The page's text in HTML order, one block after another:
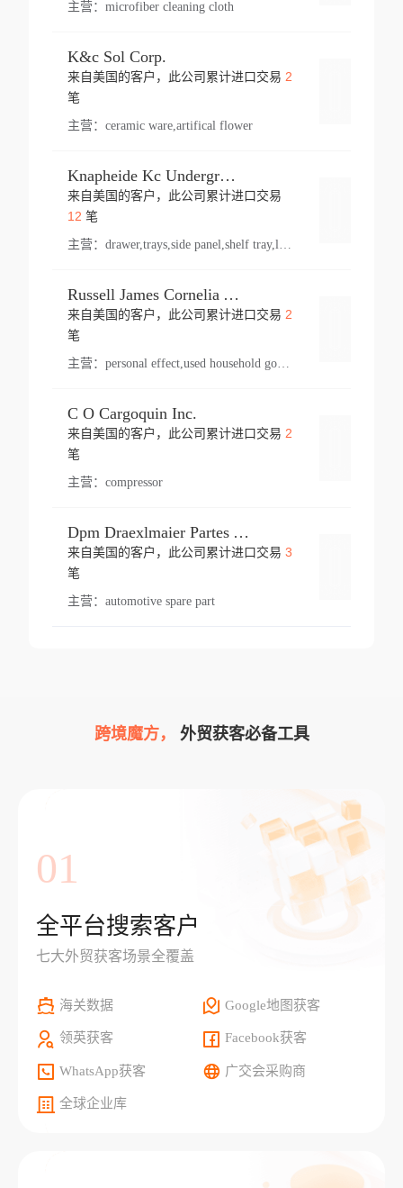
主营： microfiber cleaning cloth
K&c Sol Corp.
来自美国的客户，此公司累计进口交易 2
笔
主营： ceramic ware,artifical flower
Knapheide Kc Underground
来自美国的客户，此公司累计进口交易
12 笔
主营：
Russell James Cornelia Arlington Va
来自美国的客户，此公司累计进口交易 2
笔
主营： personal effect,used household goods
C O Cargoquin Inc.
来自美国的客户，此公司累计进口交易 2
笔
主营： compressor
Dpm Draexlmaier Partes Automotrices Corr Ind Huejotzingo
来自美国的客户，此公司累计进口交易 3
笔
主营： automotive spare part
跨境魔方， 外贸获客必备工具
01
全平台搜索客户
七大外贸获客场景全覆盖
海关数据 Google地图获客
领英获客 Facebook获客
WhatsApp获客 广交会采购商
全球企业库